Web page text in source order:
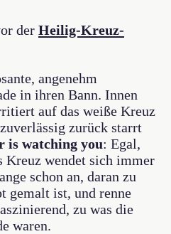
der Heilig-Kreuz-
angenehm
in ihren Bann. Innen
auf das weiße Kreuz
zurück starrt
is watching you: Egal,
Kreuz wendet sich immer
schon an, daran zu
gemalt ist, und renne
zu was die
waren.